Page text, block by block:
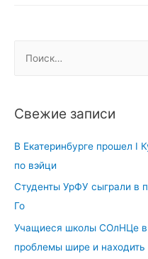
подготовке
по
т
:
Свежие записи
В Екатеринбурге прошел I
по вэйци
Студенты УрФУ сыграли в
Го
Учащиеся школы СОлНЦе в
проблемы шире и